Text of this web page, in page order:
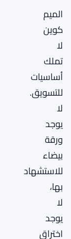
الميم
كوين
لا
تملك
أساسيات
للتسويق.
لا
يوجد
ورقة
بيضاء
للاستشهاد
بها،
لا
يوجد
اختراق